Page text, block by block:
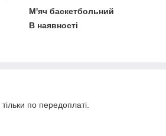
М'яч баскетбольний
В наявності
по передоплаті.